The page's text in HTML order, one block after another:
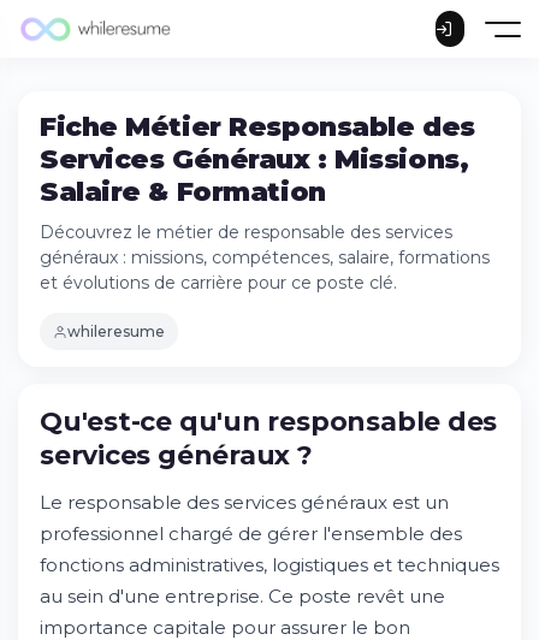
Fiche Métier Responsable des
Services Généraux : Missions,
Salaire & Formation
Découvrez le métier de responsable des services
généraux : missions, compétences, salaire, formations
et évolutions de carrière pour ce poste clé.
whileresume
Qu'est-ce qu'un responsable des services
généraux ?
des services généraux
Les compétences essentielles requises
Formation et diplômes pour devenir
responsable des services généraux
L'expérience requise pour le poste
Qu'est-ce qu'un responsable des
services généraux ?
Le responsable des services généraux est un
professionnel chargé de gérer l'ensemble des
fonctions administratives, logistiques et techniques
au sein d'une entreprise. Ce poste revêt une
importance capitale pour assurer le bon